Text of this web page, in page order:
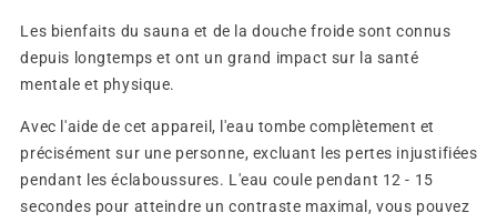
Les bienfaits du sauna et de la douche froide sont connus
depuis longtemps et ont un grand impact sur la santé
mentale et physique.
Avec l'aide de cet appareil, l'eau tombe complètement et
précisément sur une personne, excluant les pertes injustifiées
pendant les éclaboussures. L'eau coule pendant 12 - 15
secondes pour atteindre un contraste maximal, vous pouvez